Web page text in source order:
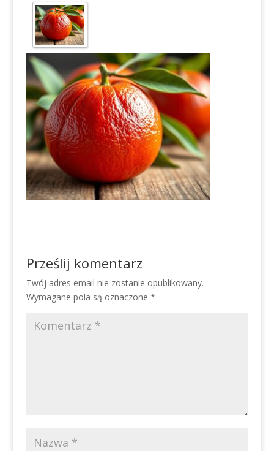
Prześlij komentarz
Twój adres email nie zostanie opublikowany.
Wymagane pola są oznaczone *